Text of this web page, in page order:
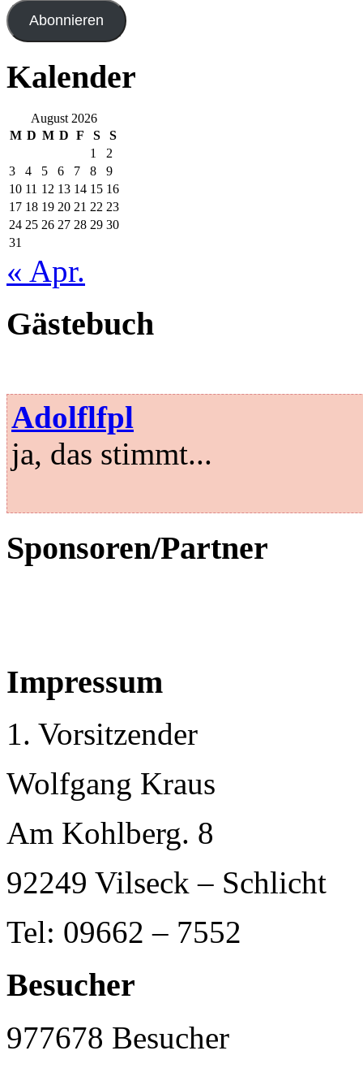
Adresse
Abonnieren
Kalender
August 2026
M D M D F S
S
1
2
3
4 5 6 7 8
9
10 11 12 13 14 15 16
17 18 19 20 21 22 23
24 25 26 27 28 29 30
31
« Apr.
Gästebuch
Adolflfpl
ja, das stimmt...
Sponsoren/Partner
Impressum
1. Vorsitzender
Wolfgang Kraus
Am Kohlberg. 8
92249 Vilseck – Schlicht
Tel: 09662 – 7552
Besucher
977678 Besucher